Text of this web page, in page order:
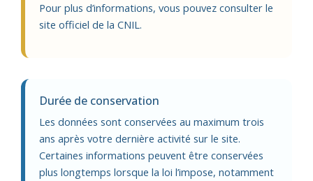
Pour plus d’informations, vous pouvez consulter le
site officiel de la CNIL.
Durée de conservation
Les données sont conservées au maximum trois
ans après votre dernière activité sur le site.
Certaines informations peuvent être conservées
plus longtemps lorsque la loi l’impose, notamment